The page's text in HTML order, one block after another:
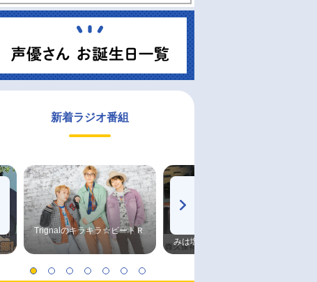
新着ラジオ番組
Trignalのキラキラ☆ビートＲ
みは塩だけ